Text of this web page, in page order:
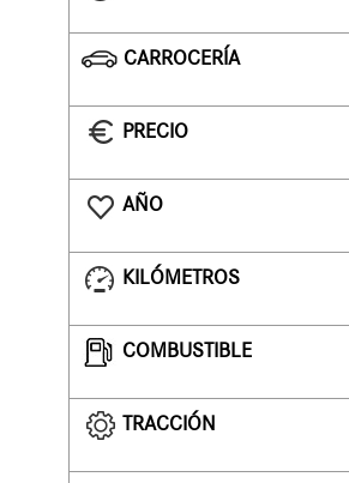
CARROCERÍA
PRECIO
AÑO
KILÓMETROS
COMBUSTIBLE
TRACCIÓN